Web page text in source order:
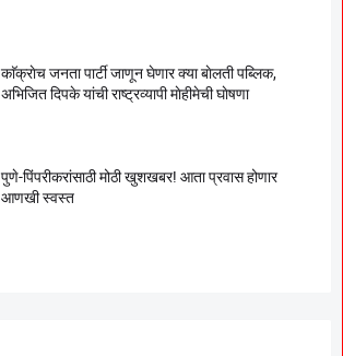
काॅक्राेच जनता पार्टी जाणून घेणार क्या बाेलती पब्लिक,
अभिजित दिपके यांची राष्ट्रव्यापी माेहीमेची घाेषणा
पुणे-पिंपरीकरांसाठी मोठी खुशखबर! आता प्रवास होणार
आणखी स्वस्त